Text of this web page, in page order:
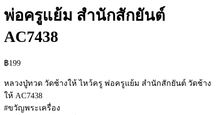
พ่อครูแย้ม สำนักสักยันต์
AC7438
฿199
หลวงปู่ทวด วัดช้างให้ ไหว้ครู พ่อครูแย้ม สำนักสักยันต์ วัดช้าง
ให้ AC7438
#ขวัญพระเครื่อง